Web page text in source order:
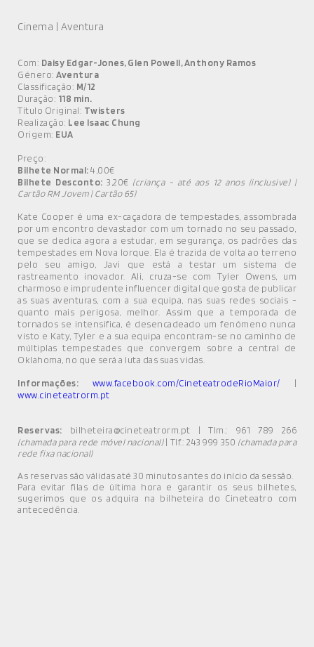
Cinema | Aventura
Com: Daisy Edgar-Jones, Glen Powell, Anthony Ramos
Género: Aventura
Classificação: M/12
Duração: 118 min.
Título Original: Twisters
Realização: Lee Isaac Chung
Origem: EUA
Preço:
Bilhete Normal:4,00€
Bilhete Desconto: 3,20€ (criança - até aos 12 anos (inclusive) |
Cartão RM Jovem | Cartão 65)
Kate Cooper é uma ex-caçadora de tempestades, assombrada
por um encontro devastador com um tornado no seu passado,
que se dedica agora a estudar, em segurança, os padrões das
tempestades em Nova Iorque. Ela é trazida de volta ao terreno
pelo seu amigo, Javi que está a testar um sistema de
rastreamento inovador. Ali, cruza-se com Tyler Owens, um
charmoso e imprudente influencer digital que gosta de publicar
as suas aventuras, com a sua equipa, nas suas redes sociais -
quanto mais perigosa, melhor. Assim que a temporada de
tornados se intensifica, é desencadeado um fenómeno nunca
visto e Katy, Tyler e a sua equipa encontram-se no caminho de
múltiplas tempestades que convergem sobre a central de
Oklahoma, no que será a luta das suas vidas.
Informações: www.facebook.com/CineteatrodeRioMaior/ |
www.cineteatrorm.pt
Reservas: bilheteira@cineteatrorm.pt | Tlm.: 961 789 266
(chamada para rede móvel nacional)| Tlf.: 243 999 350 (chamada para
rede fixa nacional)
As reservas são válidas até 30 minutos antes do início da sessão.
Para evitar filas de última hora e garantir os seus bilhetes,
sugerimos que os adquira na bilheteira do Cineteatro com
antecedência.